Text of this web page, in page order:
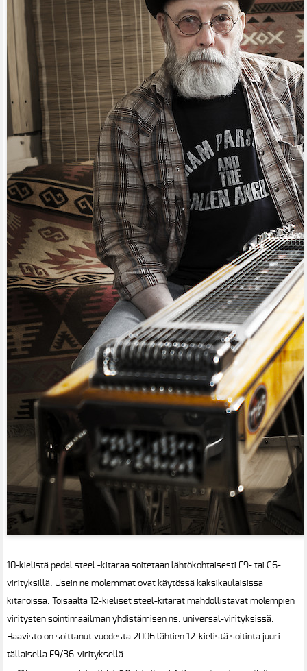
10-kielistä pedal steel -kitaraa soitetaan lähtökohtaisesti E9- tai C6-
virityksillä. Usein ne molemmat ovat käytössä kaksikaulaisissa
kitaroissa. Toisaalta 12-kieliset steel-kitarat mahdollistavat molempien
viritysten sointimaailman yhdistämisen ns. universal-virityksissä.
Haavisto on soittanut vuodesta 2006 lähtien 12-kielistä soitinta juuri
tällaisella E9/B6-virityksellä.